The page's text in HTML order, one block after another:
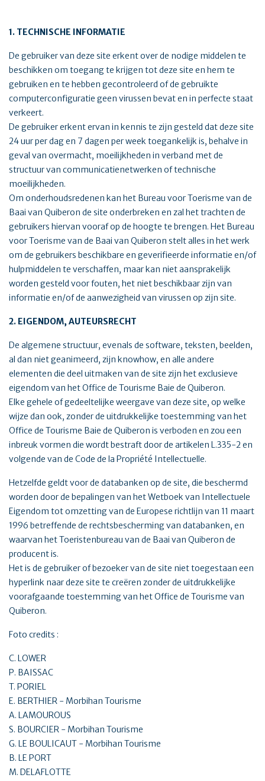
1. TECHNISCHE INFORMATIE
De gebruiker van deze site erkent over de nodige middelen te
beschikken om toegang te krijgen tot deze site en hem te
gebruiken en te hebben gecontroleerd of de gebruikte
computerconfiguratie geen virussen bevat en in perfecte staat
verkeert.
De gebruiker erkent ervan in kennis te zijn gesteld dat deze site
24 uur per dag en 7 dagen per week toegankelijk is, behalve in
geval van overmacht, moeilijkheden in verband met de
structuur van communicatienetwerken of technische
moeilijkheden.
Om onderhoudsredenen kan het Bureau voor Toerisme van de
Baai van Quiberon de site onderbreken en zal het trachten de
gebruikers hiervan vooraf op de hoogte te brengen. Het Bureau
voor Toerisme van de Baai van Quiberon stelt alles in het werk
om de gebruikers beschikbare en geverifieerde informatie en/of
hulpmiddelen te verschaffen, maar kan niet aansprakelijk
worden gesteld voor fouten, het niet beschikbaar zijn van
informatie en/of de aanwezigheid van virussen op zijn site.
2. EIGENDOM, AUTEURSRECHT
De algemene structuur, evenals de software, teksten, beelden,
al dan niet geanimeerd, zijn knowhow, en alle andere
elementen die deel uitmaken van de site zijn het exclusieve
eigendom van het Office de Tourisme Baie de Quiberon.
Elke gehele of gedeeltelijke weergave van deze site, op welke
wijze dan ook, zonder de uitdrukkelijke toestemming van het
Office de Tourisme Baie de Quiberon is verboden en zou een
inbreuk vormen die wordt bestraft door de artikelen L.335-2 en
volgende van de Code de la Propriété Intellectuelle.
Hetzelfde geldt voor de databanken op de site, die beschermd
worden door de bepalingen van het Wetboek van Intellectuele
Eigendom tot omzetting van de Europese richtlijn van 11 maart
1996 betreffende de rechtsbescherming van databanken, en
waarvan het Toeristenbureau van de Baai van Quiberon de
producent is.
Het is de gebruiker of bezoeker van de site niet toegestaan een
hyperlink naar deze site te creëren zonder de uitdrukkelijke
voorafgaande toestemming van het Office de Tourisme van
Quiberon.
Foto credits :
C. LOWER
P. BAISSAC
T. PORIEL
E. BERTHIER - Morbihan Tourisme
A. LAMOUROUS
S. BOURCIER - Morbihan Tourisme
G. LE BOULICAUT - Morbihan Tourisme
B. LE PORT
M. DELAFLOTTE